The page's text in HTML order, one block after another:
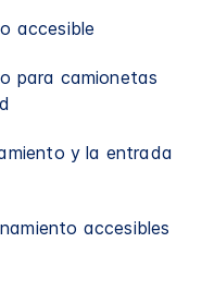
accesible
para camionetas
y la entrada
accesibles